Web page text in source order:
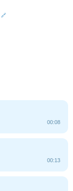
00:08
00:13